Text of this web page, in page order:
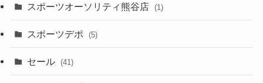
スポーツオーソリティ熊谷店 (1)
スポーツデポ (5)
セール (41)